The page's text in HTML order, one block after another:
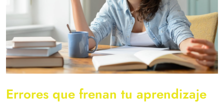
Errores que frenan tu aprendizaje